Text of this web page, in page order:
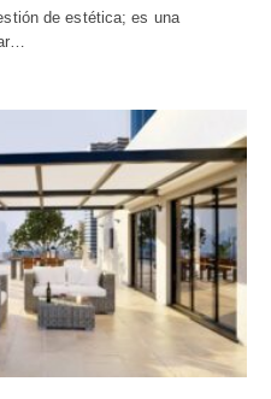
de estética; es una